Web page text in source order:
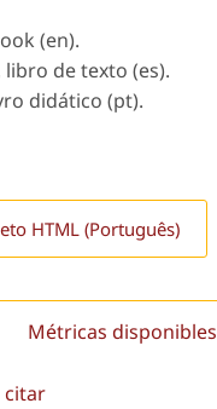
(en).
de texto (es).
didático (pt).
HTML (Português)
Métricas disponibles
citar